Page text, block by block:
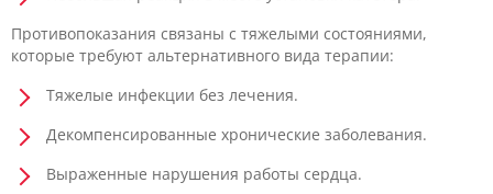
Противопоказания связаны с тяжелыми состояниями,
которые требуют альтернативного вида терапии:
Тяжелые инфекции без лечения.
Декомпенсированные хронические заболевания.
Выраженные нарушения работы сердца.